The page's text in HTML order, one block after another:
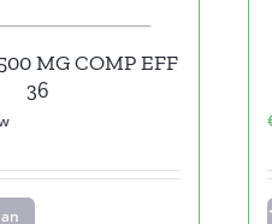
MG COMP EFF
36